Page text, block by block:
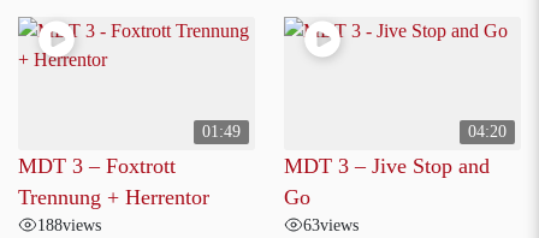
01:49
MDT 3 – Foxtrott
Trennung + Herrentor
188views
04:20
MDT 3 – Jive Stop and
Go
63views